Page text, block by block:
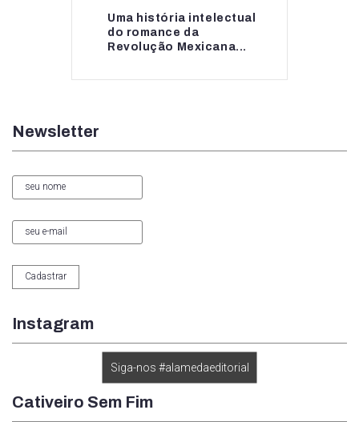
Uma história intelectual
do romance da
Revolução Mexicana...
Uma história intelectual
do romance da...
Newsletter
Instagram
Siga-nos #alamedaeditorial
Cativeiro Sem Fim